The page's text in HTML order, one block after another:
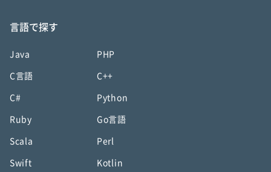
言語で探す
Java PHP
C言語 C++
C# Python
Ruby Go言語
Scala Perl
Swift Kotlin